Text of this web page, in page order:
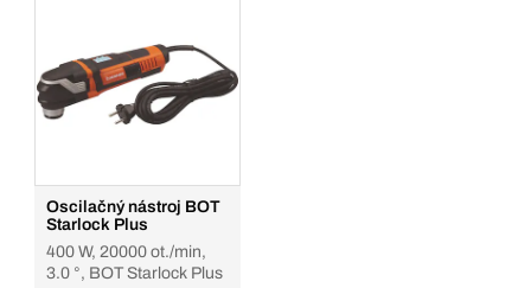
Oscilačný nástroj BOT
Starlock Plus
400 W, 20000 ot./min,
3.0 °, BOT Starlock Plus